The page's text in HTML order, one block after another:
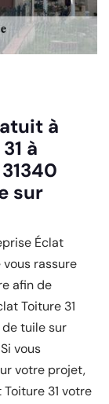
à
à
sur
Éclat
rassure
afin de
Toiture 31
tuile sur
vous
votre projet,
31 votre